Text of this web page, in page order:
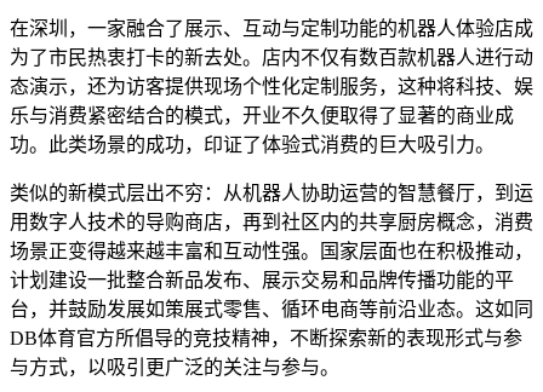
在深圳，一家融合了展示、互动与定制功能的机器人体验店成
为了市民热衷打卡的新去处。店内不仅有数百款机器人进行动
态演示，还为访客提供现场个性化定制服务，这种将科技、娱
乐与消费紧密结合的模式，开业不久便取得了显著的商业成
功。此类场景的成功，印证了体验式消费的巨大吸引力。
类似的新模式层出不穷：从机器人协助运营的智慧餐厅，到运
用数字人技术的导购商店，再到社区内的共享厨房概念，消费
场景正变得越来越丰富和互动性强。国家层面也在积极推动，
计划建设一批整合新品发布、展示交易和品牌传播功能的平
台，并鼓励发展如策展式零售、循环电商等前沿业态。这如同
DB体育官方所倡导的竞技精神，不断探索新的表现形式与参
与方式，以吸引更广泛的关注与参与。